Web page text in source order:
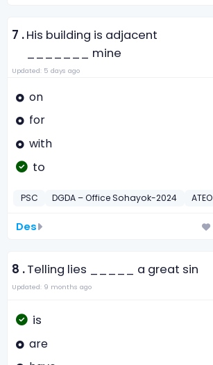
7 .His building is adjacent
_______ mine
Updated: 5 days ago
on
for
with
to
PSC DGDA – Office Sohayok-2024 ATEO
Des
8 .Telling lies _____ a great sin
Updated: 9 months ago
is
are